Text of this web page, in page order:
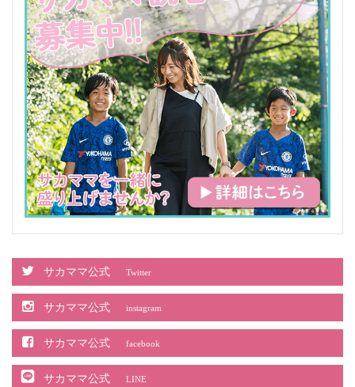
サカママ公式 Twitter
サカママ公式 instagram
サカママ公式 facebook
サカママ公式 LINE